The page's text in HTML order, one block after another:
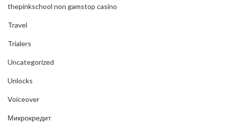
thepinkschool non gamstop casino
Travel
Trialers
Uncategorized
Unlocks
Voiceover
Микрокредит